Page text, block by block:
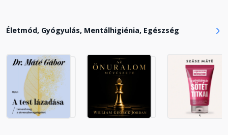
14. A lelki béke megszerzése
15. Hogyan szabaduljunk meg
romboló hatású gondolatoktól?
Fejezet hossza: 00:07:31
Életmód, Gyógyulás, Mentálhigiénia, Egészség